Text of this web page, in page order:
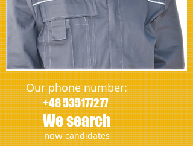
Our phone number:
+48 535177277
We search
​nowcandidates